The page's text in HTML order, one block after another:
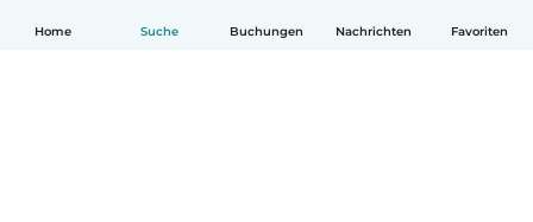
Home Suche Buchungen Nachrichten Favoriten